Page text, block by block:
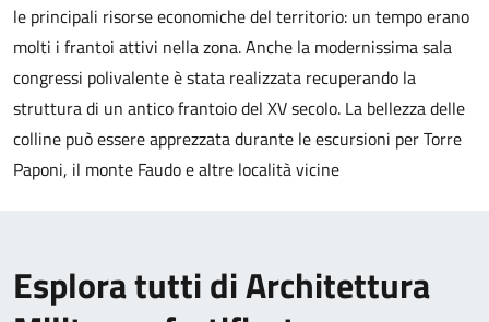
le principali risorse economiche del territorio: un tempo erano
molti i frantoi attivi nella zona. Anche la modernissima sala
congressi polivalente è stata realizzata recuperando la
struttura di un antico frantoio del XV secolo. La bellezza delle
colline può essere apprezzata durante le escursioni per Torre
Paponi, il monte Faudo e altre località vicine
Esplora tutti di Architettura